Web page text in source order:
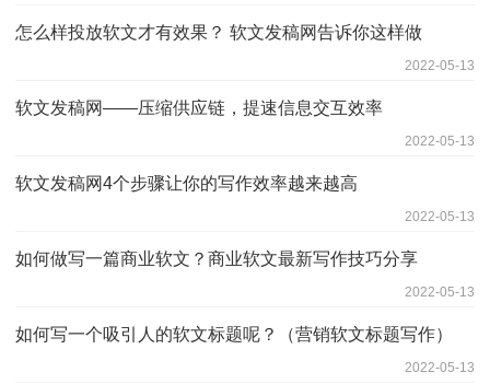
怎么样投放软文才有效果？ 软文发稿网告诉你这样做
2022-05-13
软文发稿网——压缩供应链，提速信息交互效率
2022-05-13
软文发稿网4个步骤让你的写作效率越来越高
2022-05-13
如何做写一篇商业软文？商业软文最新写作技巧分享
2022-05-13
如何写一个吸引人的软文标题呢？（营销软文标题写作）
2022-05-13